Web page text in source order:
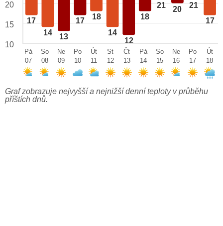
17
14 13
17 18
14
12
18
21 20 21
17
20
15
10
Pá
07
So
08
Ne
09
Po
10
Út
11
St
12
Čt
13
Pá
14
So
15
Ne
16
Po
17
Út
18
Graf zobrazuje nejvyšší a nejnižší denní teploty v průběhu
příštích dnů.